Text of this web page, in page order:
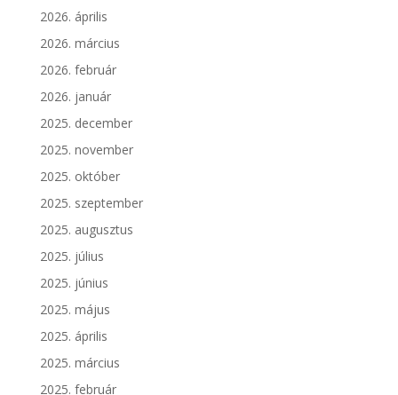
2026. április
2026. március
2026. február
2026. január
2025. december
2025. november
2025. október
2025. szeptember
2025. augusztus
2025. július
2025. június
2025. május
2025. április
2025. március
2025. február